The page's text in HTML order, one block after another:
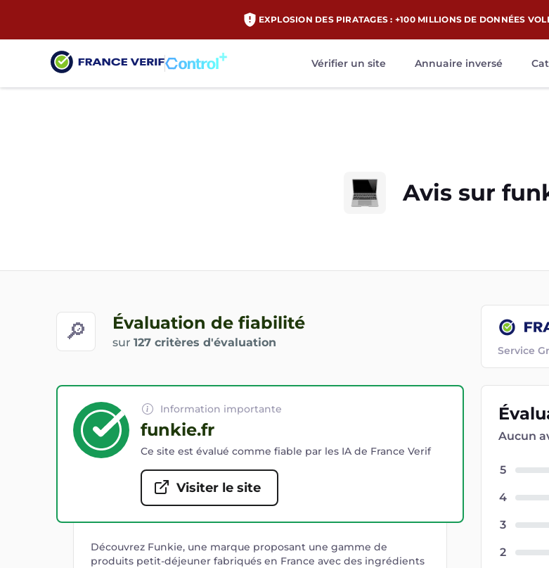
EXPLOSION DES PIRATAGES : +100 MILLIONS DE DONNÉES
Vérifier un site Annuaire inversé
Avis sur
🔎 Évaluation de fiabilité
sur 127 critères d'évaluation
Service
Information importante
funkie.fr
Ce site est évalué comme fiable par les IA de France Verif
Visiter le site
Découvrez Funkie, une marque proposant une gamme de
produits petit-déjeuner fabriqués en France avec des ingrédients
Aucun
5
4
3
2